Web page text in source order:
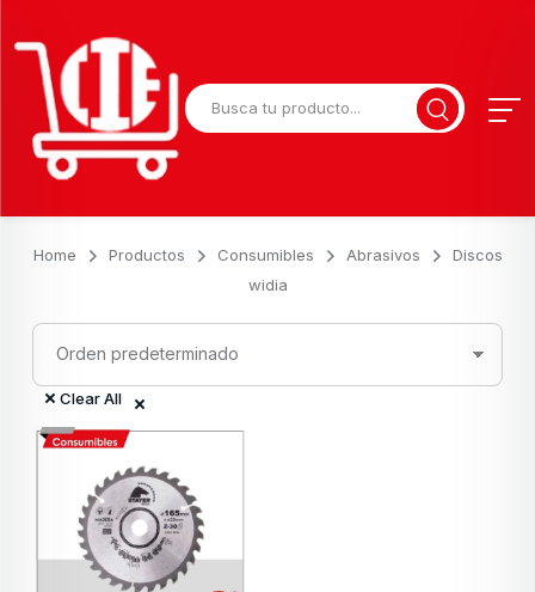
Home Productos Consumibles Abrasivos
Discos
widia
Clear All